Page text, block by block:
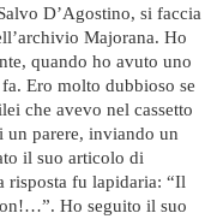
D’Agostino, si faccia
Majorana. Ho
quando ho avuto uno
Ero molto dubbioso se
che avevo nel cassetto
un parere, inviando un
il suo articolo di
risposta fu lapidaria: “Il
Ho seguito il suo